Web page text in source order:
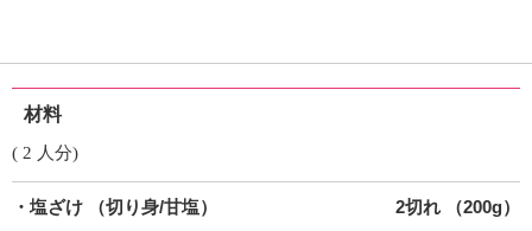
材料
( 2 人分)
・塩ざけ （切り身/甘塩） 2切れ （200g）